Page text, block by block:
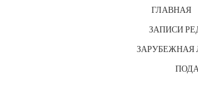
ГЛАВНАЯ
ЗАПИСИ
ЗАРУБЕЖНАЯ